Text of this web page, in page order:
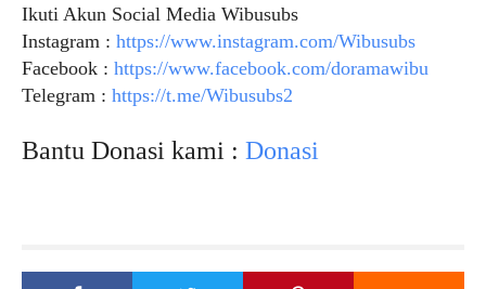
Ikuti Akun Social Media Wibusubs
Instagram : https://www.instagram.com/Wibusubs
Facebook : https://www.facebook.com/doramawibu
Telegram : https://t.me/Wibusubs2
Bantu Donasi kami : Donasi